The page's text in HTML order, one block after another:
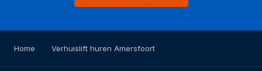
Home Verhuislift huren Amersfoort